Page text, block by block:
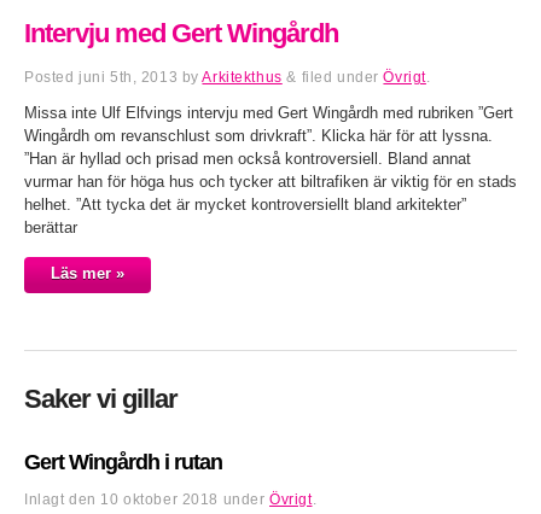
Intervju med Gert Wingårdh
Posted juni 5th, 2013 byArkitekthus & filed underÖvrigt.
Missa inte Ulf Elfvings intervju med Gert Wingårdh med rubriken ”Gert
Wingårdh om revanschlust som drivkraft”. Klicka här för att lyssna.
”Han är hyllad och prisad men också kontroversiell. Bland annat
vurmar han för höga hus och tycker att biltrafiken är viktig för en stads
helhet. ”Att tycka det är mycket kontroversiellt bland arkitekter”
berättar
Läs mer »
Saker vi gillar
Gert Wingårdh i rutan
Inlagt den 10 oktober 2018 underÖvrigt.